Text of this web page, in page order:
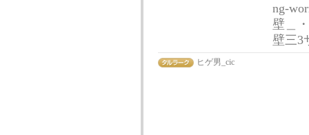
ng-
壁＿
壁三3
ヒゲ男_cic